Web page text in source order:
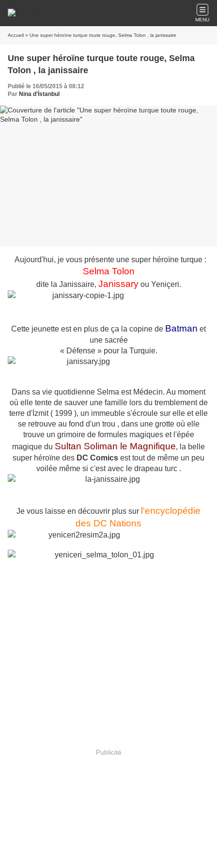
MENU
Accueil » Une super héroïne turque toute rouge, Selma Tolon , la janissaire
Une super héroïne turque toute rouge, Selma
Tolon , la janissaire
Publié le 16/05/2015 à 08:12
Par Nina d'İstanbul
Aujourd'hui, je vous présente une super héroïne turque :
Selma Tolon
dite la Janissaire, Janissaryou Yeniçeri.
Cette jeunette est en plus de ça la copine de Batman et
une sacrée
« Défense » pour la Turquie.
Dans sa vie quotidienne Selma est Médecin. Au moment
où elle tente de sauver une famille lors du tremblement de
terre d'İzmit ( 1999 ), un immeuble s'écroule sur elle et elle
se retrouve au fond d'un trou , dans une grotte où elle
trouve un grimoire de formules magiques et l'épée
magique du Sultan Soliman le Magnifique, la belle
super héroïne des DC Comics est tout de même un peu
voilée même si c'est avec le drapeau turc .
Je vous laisse en découvrir plus sur l'encyclopédie
des DC Nations
Publicité